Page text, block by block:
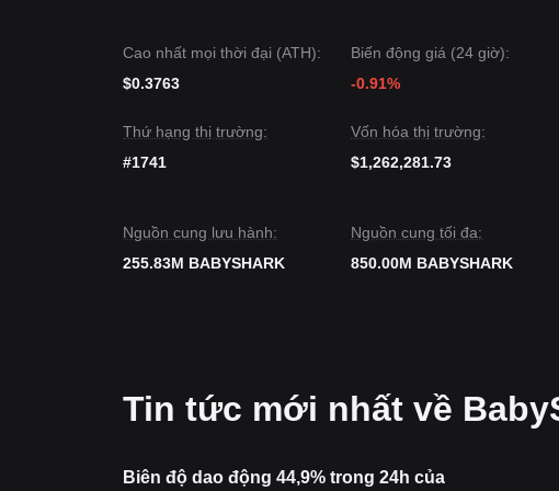
Nếu giá BabyShark bứt phá thành công khỏi mức kháng cự
Nếu giá BabyShark không thể giữ được mức hỗ trợ
động thanh khoản, xu hướng trung hạn có thể vẫn
Tích
$0.00474
Cao nhất mọi thời đại (ATH):
$0.3763
Biến động giá (24 giờ):
-0.91%
Thứ hạng thị trường:
#1741
Vốn hóa thị trường:
$1,262,281.73
Nguồn cung lưu hành:
255.83M BABYSHARK
Nguồn cung tối đa:
850.00M BABYSHARK
Tin tức mới nhất về
Biên độ dao động 44,9% trong 24h của